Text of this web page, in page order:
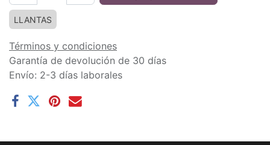
LLANTAS
Términos y condiciones
Garantía de devolución de 30 días
Envío: 2-3 días laborales